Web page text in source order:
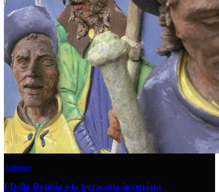
Autunno
I Della Robbia e la terracotta invetriata